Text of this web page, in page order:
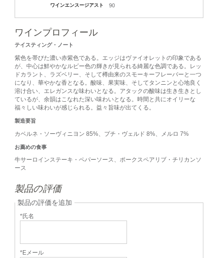
ワインエンスージアスト 90
ワインプロフィール
テイスティング・ノート
紫色を帯びた濃い赤紫色である。エッジはヴァイオレットの印象である
が、中心は鮮やかなルビー色の輝きが見られる綺麗な色調である。レッ
ドカラント、ラズベリー、そして樽由来のスモーキーフレーバーと一つ
になり、華やかな香となる。酸味、果実味、そしてタンニンと心地良く
溶け合い、エレガンスな味わいとなる。アタックの酸味は生き生きとし
ているが、余韻はこなれた深い味わいとなる。時間と共にオイリーな
福々しい味わいが感じられる。益々旨味が出てくる。
製造要旨
カベルネ・ソーヴィニヨン 85%、プチ・ヴェルド 8%、メルロ 7%
お薦めの食事
牛サーロインステーキ・ペパーソース、ポークスペアリブ・チリカンソ
ース
製品の評価
製品の評価を追加
*氏名
*Eメール